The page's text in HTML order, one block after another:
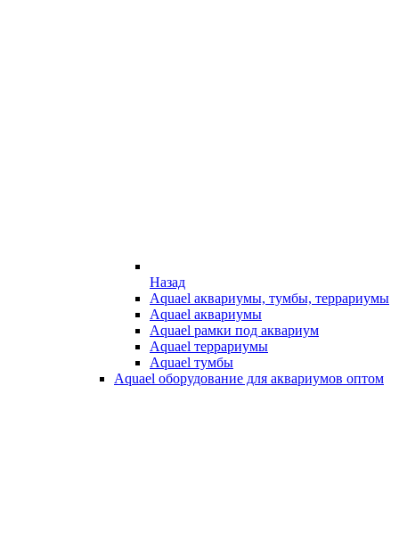
Назад
Aquael аквариумы, тумбы, террариумы
Aquael аквариумы
Aquael рамки под аквариум
Aquael террариумы
Aquael тумбы
Aquael оборудование для аквариумов оптом